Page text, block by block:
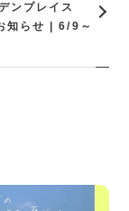
ンプレイス
知らせ | 6/9～